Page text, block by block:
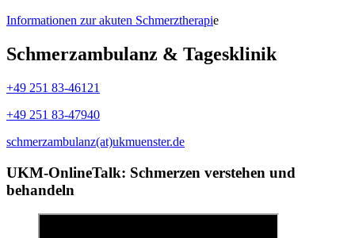
Informationen zur akuten Schmerztherapie
Schmerzambulanz & Tagesklinik
+49 251 83-46121
+49 251 83-47940
schmerzambulanz(at)ukmuenster.de
UKM-OnlineTalk: Schmerzen verstehen und
behandeln